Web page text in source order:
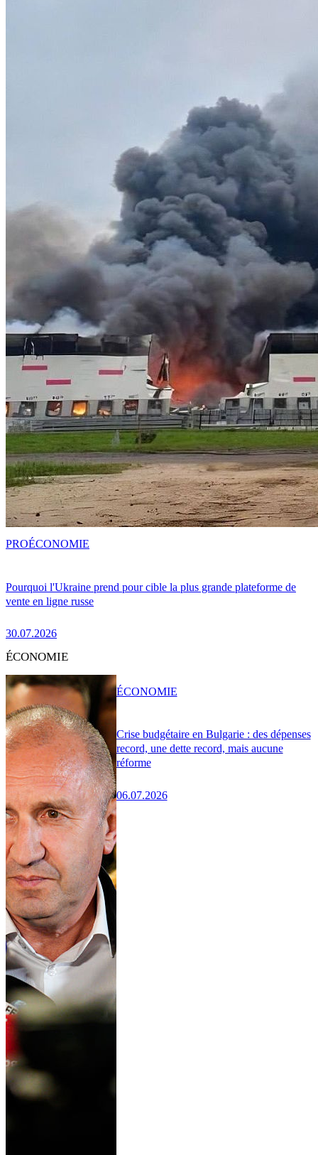
Pourquoi l'Ukraine prend pour cible la plus grande plateforme de
vente en ligne russe
30.07.2026
PROÉCONOMIE
ÉCONOMIE
Crise budgétaire en Bulgarie : des dépenses
record, une dette record, mais aucune
réforme
06.07.2026
ÉCONOMIE